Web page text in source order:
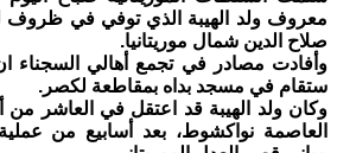
معروف ولد الهيبة الذي توفي في
صلاح الدين شمال موريتانيا.
وأفادت مصادر في تجمع أهالي السجناء
ستقام في مسجد بداه بمقاطعة لكصر.
العاصمة نواكشوط، بعد أسابيع من